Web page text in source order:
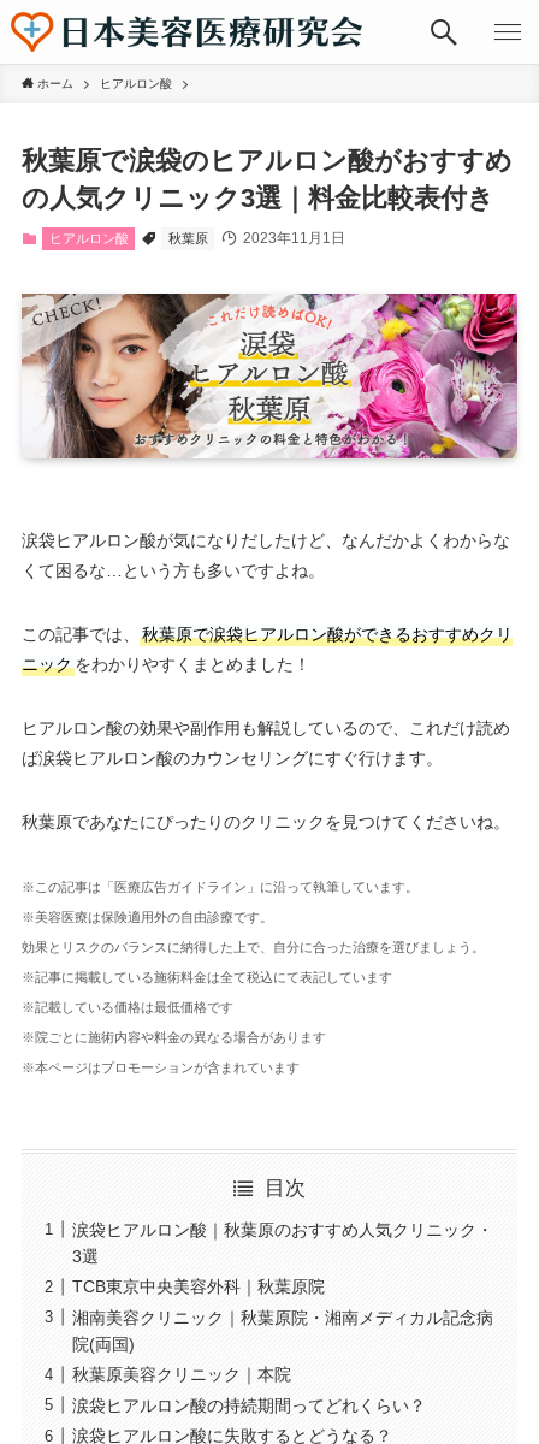
ホーム ヒアルロン酸
秋葉原で涙袋のヒアルロン酸がおすすめ
の人気クリニック3選｜料金比較表付き
ヒアルロン酸 秋葉原 2023年11月1日
涙袋ヒアルロン酸が気になりだしたけど、なんだかよくわからな
くて困るな…という方も多いですよね。
この記事では、
秋葉原で涙袋ヒアルロン酸ができるおすすめクリ
ニックをわかりやすくまとめました！
ヒアルロン酸の効果や副作用も解説しているので、これだけ読め
ば涙袋ヒアルロン酸のカウンセリングにすぐ行けます。
秋葉原であなたにぴったりのクリニックを見つけてくださいね。
※この記事は「医療広告ガイドライン」に沿って執筆しています。
※美容医療は保険適用外の自由診療です。
効果とリスクのバランスに納得した上で、自分に合った治療を選びましょう。
※記事に掲載している施術料金は全て税込にて表記しています
※記載している価格は最低価格です
※院ごとに施術内容や料金の異なる場合があります
※本ページはプロモーションが含まれています
目次
涙袋ヒアルロン酸｜秋葉原のおすすめ人気クリニック・
3選
TCB東京中央美容外科｜秋葉原院
湘南美容クリニック｜秋葉原院・湘南メディカル記念病
院(両国)
秋葉原美容クリニック｜本院
涙袋ヒアルロン酸の持続期間ってどれくらい？
涙袋ヒアルロン酸に失敗するとどうなる？